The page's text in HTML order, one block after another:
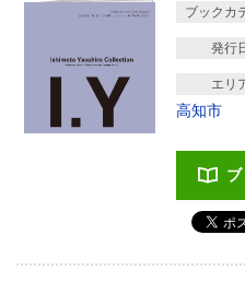
ブックカ
発行
エリ
高知市